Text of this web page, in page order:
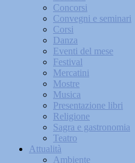
Concorsi
Convegni e seminari
Corsi
Danza
Eventi del mese
Festival
Mercatini
Mostre
Musica
Presentazione libri
Religione
Sagra e gastronomia
Teatro
Attualità
Ambiente